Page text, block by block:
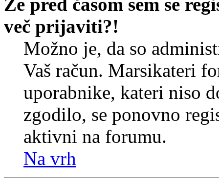
več prijaviti?!
Možno je, da so
Vaš račun. Marsikateri
uporabnike, kateri niso
zgodilo, se ponovno
aktivni na forumu.
Na vrh